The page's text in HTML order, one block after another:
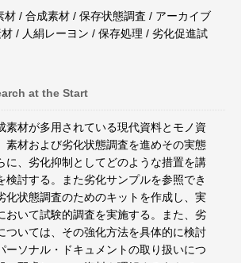
材 / 合成素材 / 保存状態調査 / アーカイブ
/ 人絹レーヨン / 保存処理 / 劣化促進試
at the Start
素材が多用されている現代資料とモノ資
素材および劣化状態調査を進めその実態
に、劣化抑制としてどのような措置を講
検討する。また劣化サンプルを参照でき
化状態調査のためのキットを作成し、実
おいて試験的調査を実施する。また、劣
ついては、その強化方法を具体的に検討
ーソナル・ドキュメントの取り扱いにつ